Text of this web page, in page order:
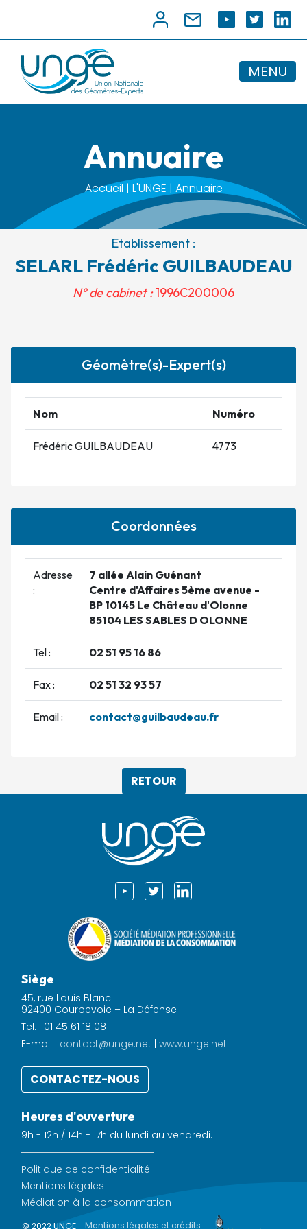
MENU
Annuaire
Accueil | L'UNGE | Annuaire
Etablissement :
SELARL Frédéric GUILBAUDEAU
N° de cabinet :1996C200006
Géomètre(s)-Expert(s)
Nom Numéro
Frédéric GUILBAUDEAU 4773
Coordonnées
Adresse
:
7 allée Alain Guénant
Centre d'Affaires 5ème avenue -
BP 10145 Le Château d'Olonne
85104 LES SABLES D OLONNE
Tel : 02 51 95 16 86
Fax : 02 51 32 93 57
Email : contact@guilbaudeau.fr
RETOUR
Siège
45, rue Louis Blanc
92400 Courbevoie – La Défense
Tel. : 01 45 61 18 08
E-mail : contact@unge.net | www.unge.net
CONTACTEZ-NOUS
Heures d'ouverture
9h - 12h / 14h - 17h du lundi au vendredi.
Politique de confidentialité
Mentions légales
Médiation à la consommation
© 2022 UNGE - Mentions légales et crédits